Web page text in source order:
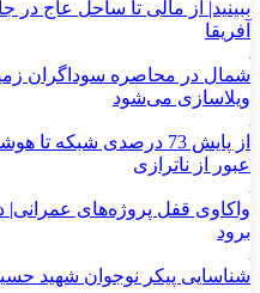
ببینید| از مالی تا ساحل عاج در
آفریقا
شمال در محاصره سوداگران
ویلاسازی می‌شود
از پایش 73 درصدی
عبور از ناترازی
واکاوی قفل پروژه‌های عمرانی|
برود
شناسایی پیکر نوجوان شهید حسین